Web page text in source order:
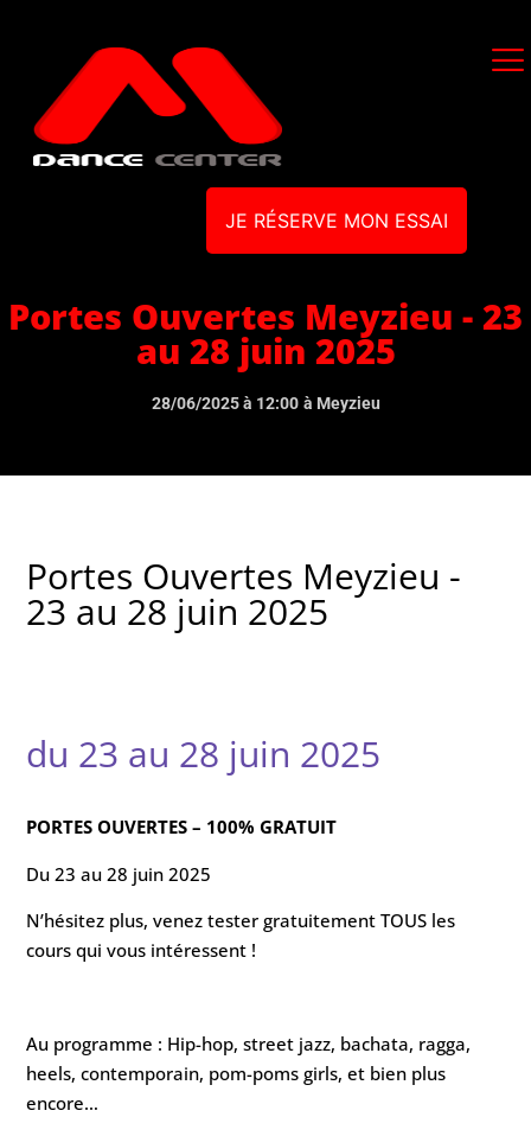
JE RÉSERVE MON ESSAI
Portes Ouvertes Meyzieu - 23
au 28 juin 2025
28/06/2025 à 12:00 à Meyzieu
Portes Ouvertes Meyzieu -
23 au 28 juin 2025
du 23 au 28 juin 2025
PORTES OUVERTES – 100% GRATUIT
Du 23 au 28 juin 2025
N’hésitez plus, venez tester gratuitement TOUS les
cours qui vous intéressent !
Au programme : Hip-hop, street jazz, bachata, ragga,
heels, contemporain, pom-poms girls, et bien plus
encore…